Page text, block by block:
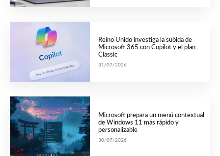
Reino Unido investiga la subida de
Microsoft 365 con Copilot y el plan
Classic
31/07/2026
Microsoft prepara un menú contextual
de Windows 11 más rápido y
personalizable
30/07/2026